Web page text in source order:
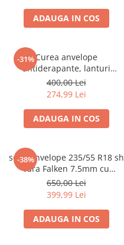
ADAUGA IN COS
-31%Curea anvelope
antiderapante, lanturi
universale TPU antiderapante
400,00 Lei
274,99 Lei
ADAUGA IN COS
-38%
set 2 anvelope 235/55 R18 sh
vara Falken 7.5mm cu
garantie
650,00 Lei
399,99 Lei
ADAUGA IN COS